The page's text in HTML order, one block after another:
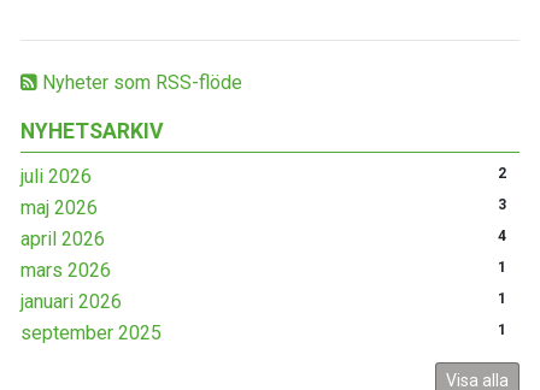
Nyheter som RSS-flöde
NYHETSARKIV
juli 2026 2
maj 2026 3
april 2026 4
mars 2026 1
januari 2026 1
september 2025 1
Visa alla